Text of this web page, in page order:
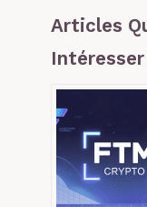
Articles
Intéresser